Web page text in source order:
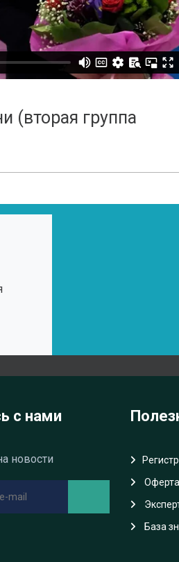
(вторая группа
с нами
новости
Oферта
База